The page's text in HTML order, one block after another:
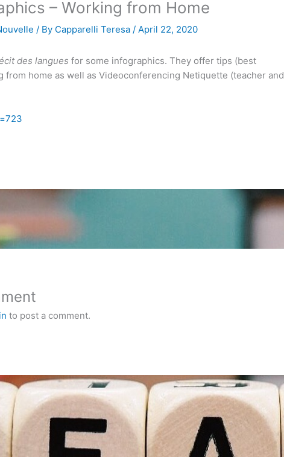
– Working from Home
/ By Capparelli Teresa/April 22, 2020
des langues for some infographics. They offer tips (best
from home as well as Videoconferencing Netiquette (teacher and
to post a comment.